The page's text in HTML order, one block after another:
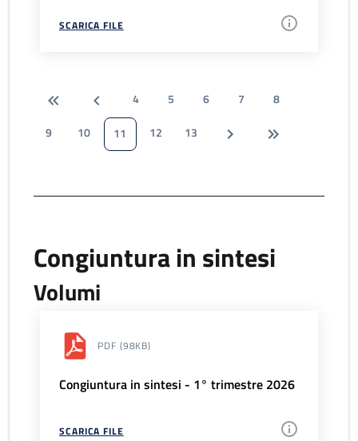
SCARICA FILE
4 5 6 7
8
9
10 11 12 13
Congiuntura in sintesi
Volumi
PDF (98KB)
Congiuntura in sintesi - 1° trimestre 2026
SCARICA FILE